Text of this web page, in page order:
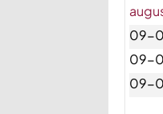
09-
09-
09-